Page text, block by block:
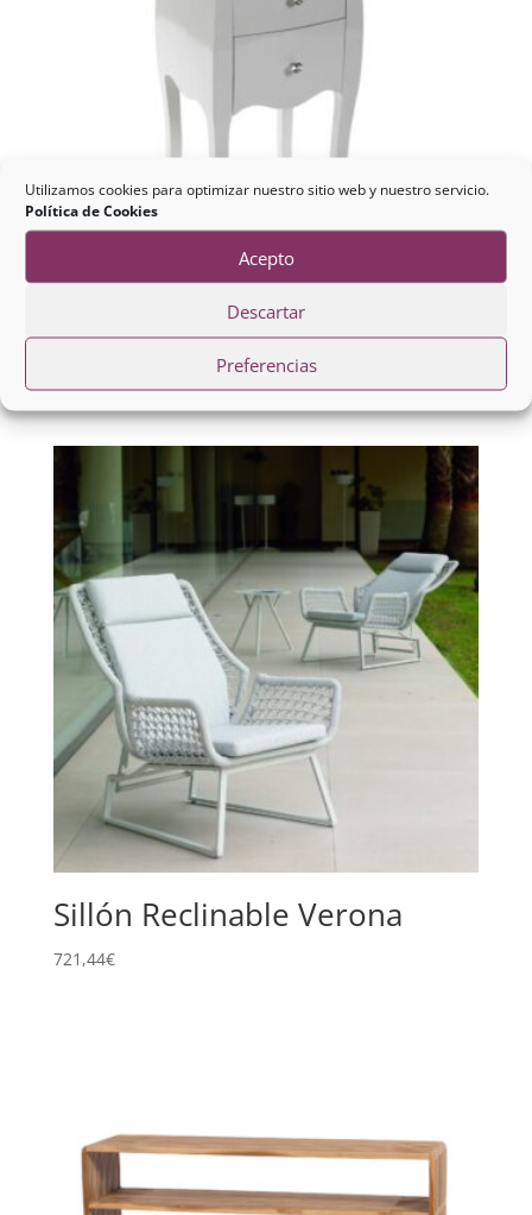
Utilizamos cookies para optimizar nuestro sitio web y nuestro servicio.
Política de Cookies
Acepto
Descartar
Preferencias
Mesa Noche Blanca
195,40€
Sillón Reclinable Verona
721,44€